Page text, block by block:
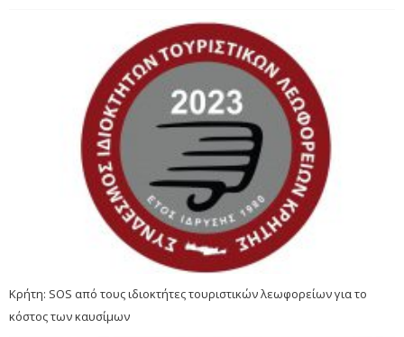
Κρήτη: SOS από τους ιδιοκτήτες τουριστικών λεωφορείων για το
κόστος των καυσίμων